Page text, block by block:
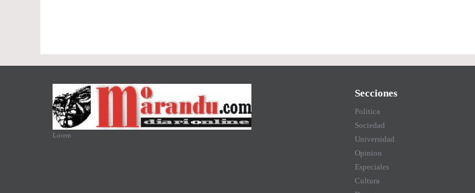
Lorem
Secciones
Politica
Sociedad
Universidad
Opinion
Especiales
Cultura